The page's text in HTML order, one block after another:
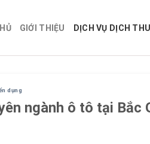
GIỚI THIỆU DỊCH VỤ DỊCH
dụng
ngành ô tô tại Bắc